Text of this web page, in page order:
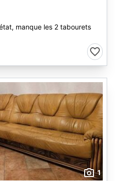
manque les 2 tabourets
1